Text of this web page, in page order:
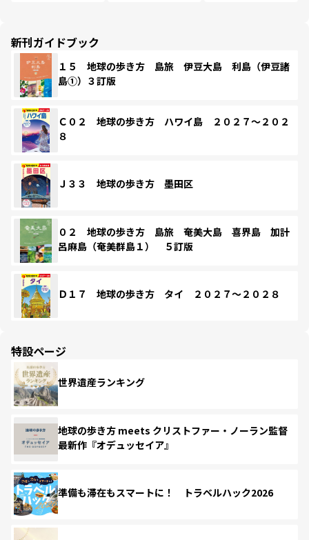
新刊ガイドブック
１５ 地球の歩き方 島旅 伊豆大島 利島（伊豆諸
島①）３訂版
Ｃ０２ 地球の歩き方 ハワイ島 ２０２７～２０２
８
Ｊ３３ 地球の歩き方 墨田区
０２ 地球の歩き方 島旅 奄美大島 喜界島 加計
呂麻島（奄美群島１） ５訂版
Ｄ１７ 地球の歩き方 タイ ２０２７～２０２８
特設ページ
世界遺産ランキング
地球の歩き方 meets クリストファー・ノーラン監督
最新作『オデュッセイア』
準備も滞在もスマートに！ トラベルハック2026